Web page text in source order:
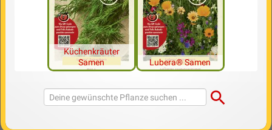
Küchenkräuter
Samen
Lubera® Samen